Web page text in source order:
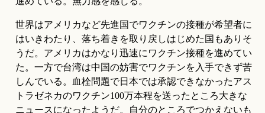
世界はアメリカなど先進国でワクチンの接種が希望者に
はいきわたり、落ち着きを取り戻しはじめた国もありそ
うだ。アメリカはかなり迅速にワクチン接種を進めてい
た。一方で台湾は中国の妨害でワクチンを入手できず苦
しんでいる。血栓問題で日本では承認できなかったアス
トラゼネカのワクチン100万本程を送ったところ大きな
ニュースになったようだ。自分のところでつかえないも